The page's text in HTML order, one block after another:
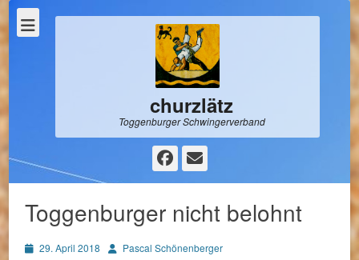
churzlätz
Toggenburger Schwingerverband
Facebook
E-
Mail
Toggenburger nicht belohnt
Posted29. April 2018 AutorPascal Schönenberger